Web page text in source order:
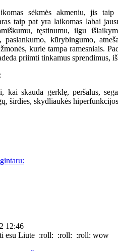
sėkmės akmeniu, jis
taip pat yra laikomas labai
tęstinumu, ilgu
paslankumo, kūrybingumo,
kurie tampa ramesniais.
priimti tinkamus sprendimus,
:
kai skauda gerklę, peršalus,
širdies, skydliaukės
12:46
esu Liute :roll: :roll: :roll: wow